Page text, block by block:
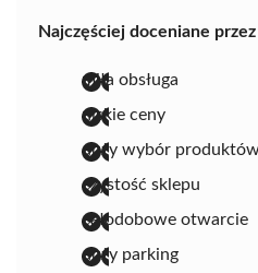
Najczęściej doceniane
miła obsługa
niskie ceny
duży wybór
czystość sklepu
całodobowe otwarcie
duży parking